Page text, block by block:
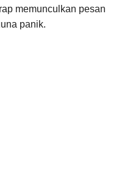
memunculkan pesan
panik.